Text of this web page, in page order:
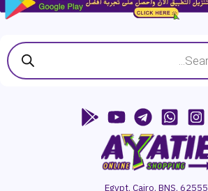
Egypt, Cairo, BNS, 62555